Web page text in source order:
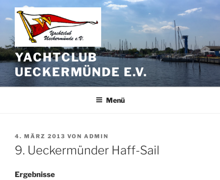
Zum
Inhalt
springen
YACHTCLUB
UECKERMÜNDE E.V.
Menü
VERÖFFENTLICHT
AM
4. MÄRZ 2013 VON ADMIN
9. Ueckermünder Haff-Sail
Ergebnisse